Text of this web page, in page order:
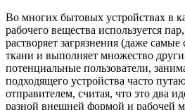
Во многих бытовых устройствах в
рабочего вещества используется
растворяет загрязнения (даже
ткани и выполняет множество
потенциальные пользователи,
подходящего устройства часто
отправителем, считая, что это два
разной внешней формой и рабочей